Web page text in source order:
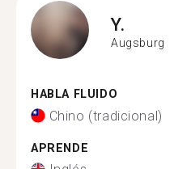
Y.
Augsburg
HABLA FLUIDO
Chino (tradicional)
APRENDE